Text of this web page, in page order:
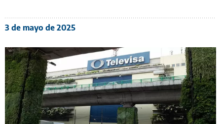
3 de mayo de 2025